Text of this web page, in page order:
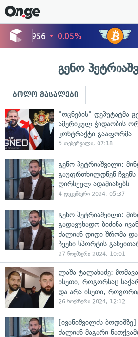
გენო
ბოლო მასალები
"ოცნების" დეპუტატმა
ამერიკულ ჭიდაობის
კონტრაქტი გააფორმა
5 თებერვალი, 07:18
გენო პეტრიაშვილი:
გაუფრთხილდნენ
ღირსეულ ადამიანებს
4 დეკემბერი 2024, 05:37
გენო პეტრიაშვილი:
გადავუხადო ბიძინა
ძალიან დიდი შრომა და
ჩვენი სპორტის
27 ნოემბერი 2024, 10:01
ლაშა ტალახაძე:
ისეთი, როგორსაც
და არა ისეთი,
26 ნოემბერი 2024, 12:12
[ივანიშვილის
ძალიან მაგარი